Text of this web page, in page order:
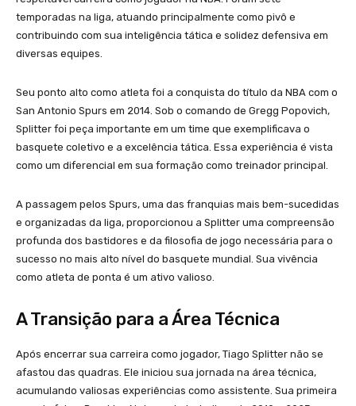
temporadas na liga, atuando principalmente como pivô e
contribuindo com sua inteligência tática e solidez defensiva em
diversas equipes.
Seu ponto alto como atleta foi a conquista do título da NBA com o
San Antonio Spurs em 2014. Sob o comando de Gregg Popovich,
Splitter foi peça importante em um time que exemplificava o
basquete coletivo e a excelência tática. Essa experiência é vista
como um diferencial em sua formação como treinador principal.
A passagem pelos Spurs, uma das franquias mais bem-sucedidas
e organizadas da liga, proporcionou a Splitter uma compreensão
profunda dos bastidores e da filosofia de jogo necessária para o
sucesso no mais alto nível do basquete mundial. Sua vivência
como atleta de ponta é um ativo valioso.
A Transição para a Área Técnica
Após encerrar sua carreira como jogador, Tiago Splitter não se
afastou das quadras. Ele iniciou sua jornada na área técnica,
acumulando valiosas experiências como assistente. Sua primeira